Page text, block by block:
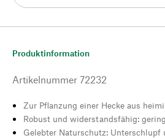
Produktinformation
Artikelnummer 72232
Zur Pflanzung einer Hecke aus
Robust und widerstandsfähig:
Gelebter Naturschutz: Unterschlupf